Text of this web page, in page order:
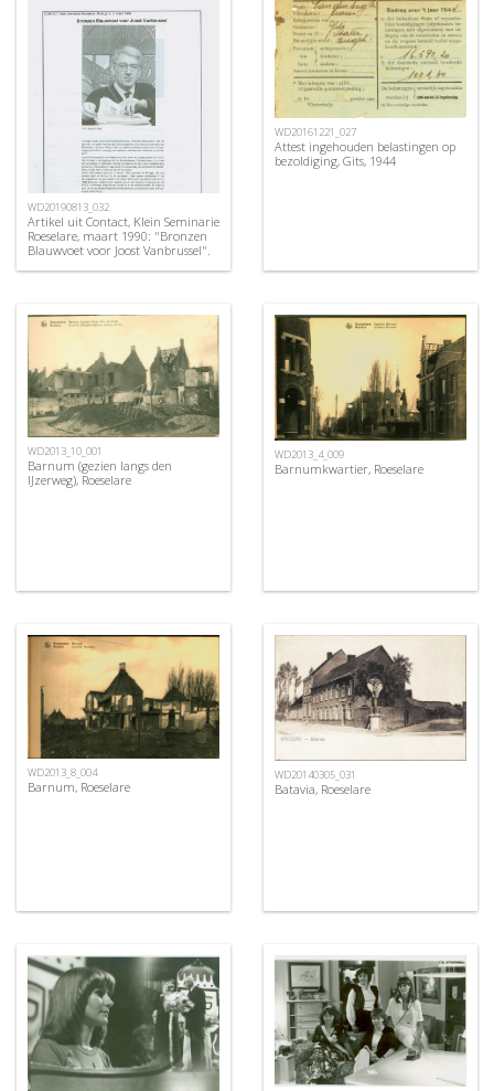
WD20190813_032
Artikel uit Contact, Klein Seminarie
Roeselare, maart 1990: "Bronzen
Blauwvoet voor Joost Vanbrussel".
WD20161221_027
Attest ingehouden belastingen op
bezoldiging, Gits, 1944
WD2013_10_001
Barnum (gezien langs den
IJzerweg), Roeselare
WD2013_4_009
Barnumkwartier, Roeselare
WD2013_8_004
Barnum, Roeselare
WD20140305_031
Batavia, Roeselare